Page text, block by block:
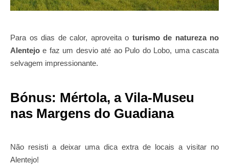
Para os dias de calor, aproveita o turismo de natureza no
Alentejo e faz um desvio até ao Pulo do Lobo, uma cascata
selvagem impressionante.
Bónus: Mértola, a Vila-Museu
nas Margens do Guadiana
Não resisti a deixar uma dica extra de locais a visitar no
Alentejo!